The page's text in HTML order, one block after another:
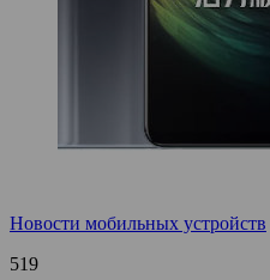
Новости мобильных устройств
519